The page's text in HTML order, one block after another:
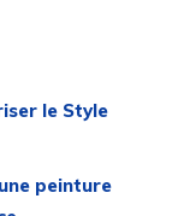
le Style
peinture